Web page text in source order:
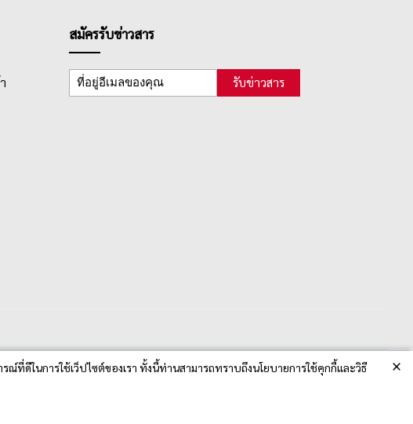
ดีในการใช้เว็ปไซต์ของเรา ทั้งนี้ท่านสามารถทราบถึงนโยบายการใช้คุกกี้และวิธี
×
สมัครรับข่าวสาร
รับข่าวสาร